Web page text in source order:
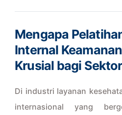
Mengapa
Internal
Krusial bagi
Di industri layanan
internasional yang